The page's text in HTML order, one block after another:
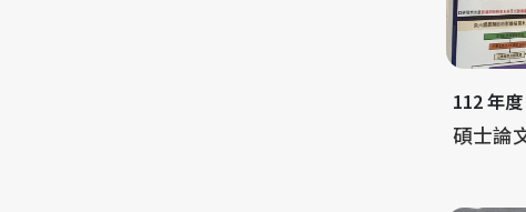
112 年度
碩士論